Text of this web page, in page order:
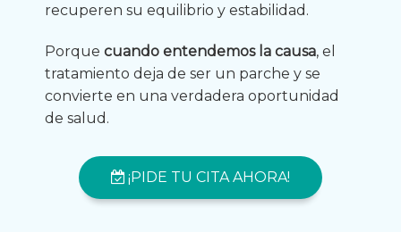
recuperen su equilibrio y estabilidad.
Porque cuando entendemos la causa, el
tratamiento deja de ser un parche y se
convierte en una verdadera oportunidad
de salud.
¡PIDE TU CITA AHORA!